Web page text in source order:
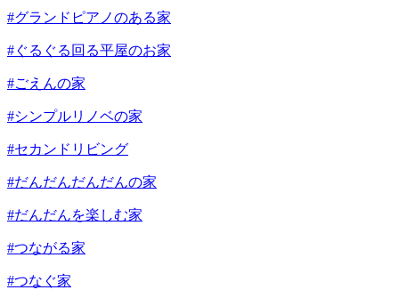
#グランドピアノのある家
#ぐるぐる回る平屋のお家
#ごえんの家
#シンプルリノベの家
#セカンドリビング
#だんだんだんだんの家
#だんだんを楽しむ家
#つながる家
#つなぐ家